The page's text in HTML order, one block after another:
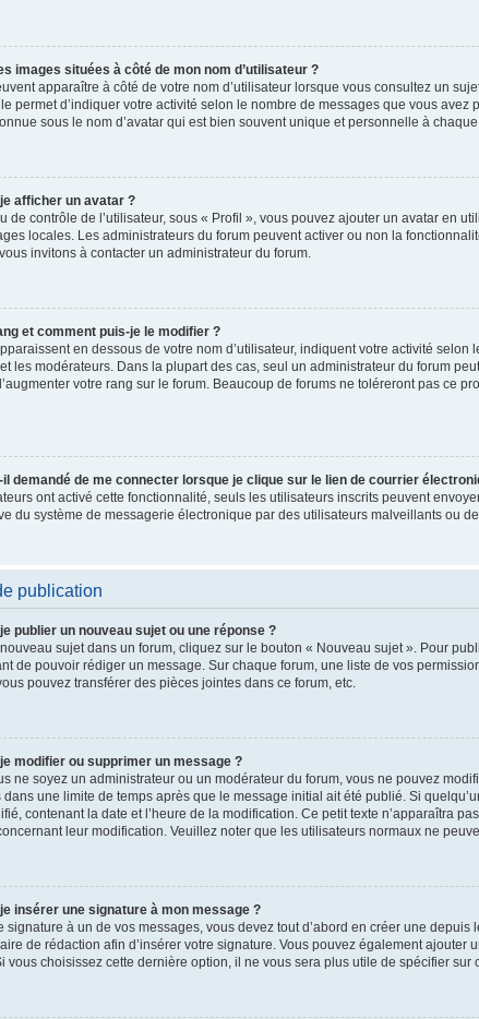
images situées à côté de mon nom d’utilisateur ?
apparaître à côté de votre nom d’utilisateur lorsque vous consultez un
permet d’indiquer votre activité selon le nombre de messages que vous
sous le nom d’avatar qui est bien souvent unique et personnelle à chaque
afficher un avatar ?
de contrôle de l’utilisateur, sous « Profil », vous pouvez ajouter un avatar en
locales. Les administrateurs du forum peuvent activer ou non la
invitons à contacter un administrateur du forum.
et comment puis-je le modifier ?
en dessous de votre nom d’utilisateur, indiquent votre activité
les modérateurs. Dans la plupart des cas, seul un administrateur du forum
votre rang sur le forum. Beaucoup de forums ne toléreront pas ce
il demandé de me connecter lorsque je clique sur le lien de courrier
ont activé cette fonctionnalité, seuls les utilisateurs inscrits peuvent
du système de messagerie électronique par des utilisateurs malveillants ou
publication
publier un nouveau sujet ou une réponse ?
sujet dans un forum, cliquez sur le bouton « Nouveau sujet ». Pour
de pouvoir rédiger un message. Sur chaque forum, une liste de vos
pouvez transférer des pièces jointes dans ce forum, etc.
modifier ou supprimer un message ?
ne soyez un administrateur ou un modérateur du forum, vous ne pouvez
une limite de temps après que le message initial ait été publié. Si
contenant la date et l’heure de la modification. Ce petit texte n’apparaîtra
leur modification. Veuillez noter que les utilisateurs normaux ne
insérer une signature à mon message ?
signature à un de vos messages, vous devez tout d’abord en créer une
de rédaction afin d’insérer votre signature. Vous pouvez également
vous choisissez cette dernière option, il ne vous sera plus utile de spécifier sur